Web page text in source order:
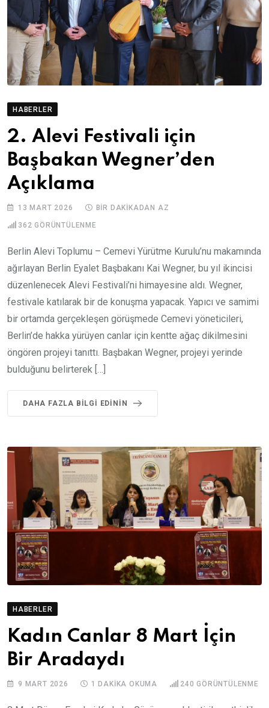
HABERLER
2. Alevi Festivali için
Başbakan Wegner’den
Açıklama
13 MART 2026 BIR DAKIKADAN AZ
362 GÖRÜNTÜLENME
Berlin Alevi Toplumu – Cemevi Yürütme Kurulu’nu makamında
ağırlayan Berlin Eyalet Başbakanı Kai Wegner, bu yıl ikincisi
düzenlenecek Alevi Festivali’ni himayesine aldı. Wegner,
festivale katılarak bir de konuşma yapacak. Yapıcı ve samimi
bir ortamda gerçekleşen görüşmede Cemevi yöneticileri,
Berlin’de hakka yürüyen canlar için kentte ağaç dikilmesini
öngören projeyi tanıttı. Başbakan Wegner, projeyi yerinde
bulduğunu belirterek […]
DAHA FAZLA BILGI EDININ
HABERLER
Kadın Canlar 8 Mart İçin
Bir Aradaydı
9 MART 2026 1 DAKIKA OKUMA 240 GÖRÜNTÜLENME